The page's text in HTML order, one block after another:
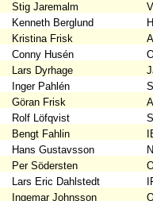
Stig Jaremalm
Kenneth Berglund
Kristina Frisk
Conny Husén
Lars Dyrhage
Inger Pahlén
Göran Frisk
Rolf Löfqvist
Bengt Fahlin
Hans Gustavsson
Per Södersten
Lars Eric Dahlstedt
Ingemar Johnsson